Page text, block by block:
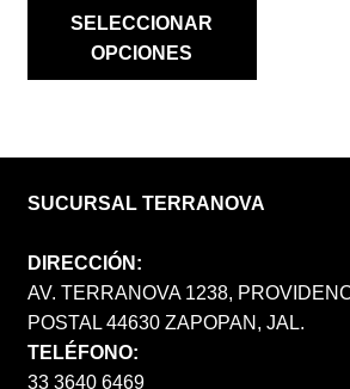
SELECCIONAR
OPCIONES
SUCURSAL TERRANOVA
DIRECCIÓN:
AV. TERRANOVA 1238,
POSTAL 44630 ZAPOPAN, JAL.
TELÉFONO:
33 3640 6469